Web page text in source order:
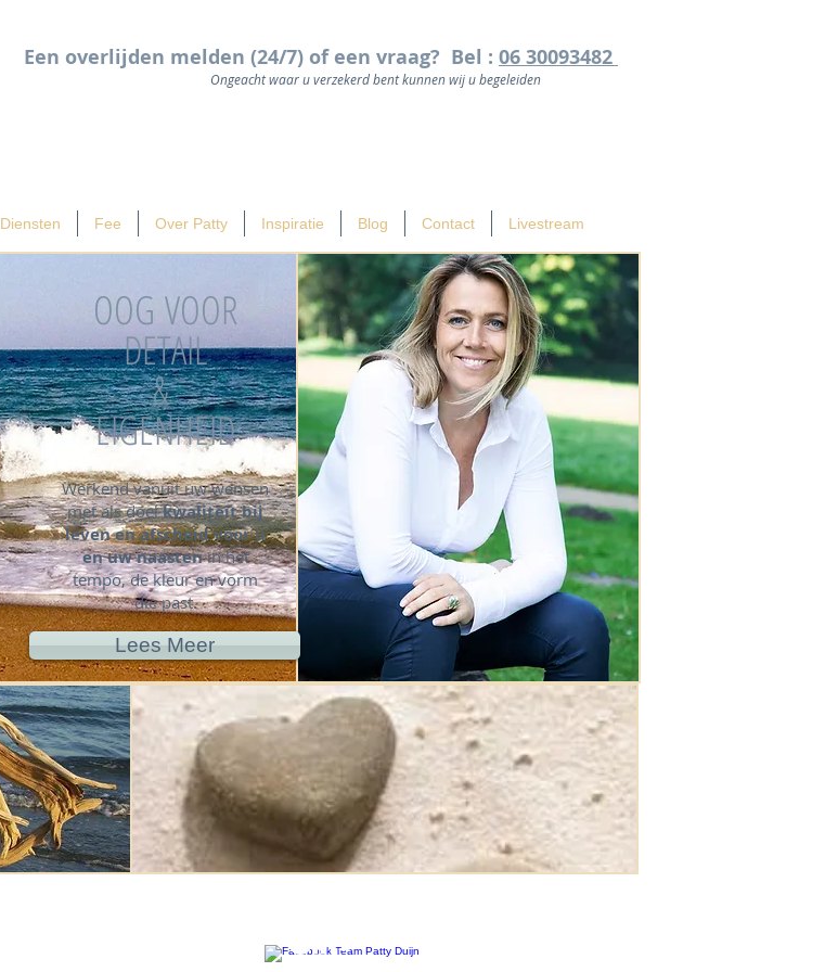
Een overlijden melden (24/7) of een vraag? Bel : 06 30093482
Ongeacht waar u verzekerd bent kunnen wij u begeleiden
Diensten Fee Over Patty Inspiratie Blog Contact Livestream
Werkend vanuit uw wensen
met als doelkwaliteit bij
leven en afscheidvoor u
en uw naastenin het
tempo, de kleur en vorm
die past.
Lees Meer
OOG VOOR
DETAIL
&
EIGENHEID